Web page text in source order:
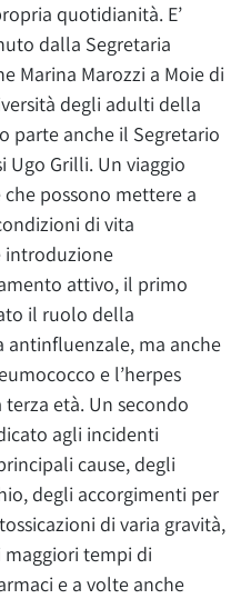
quotidianità. E’
dalla Segretaria
Marina Marozzi a Moie di
degli adulti della
parte anche il Segretario
Ugo Grilli. Un viaggio
possono mettere a
di vita
introduzione
attivo, il primo
il ruolo della
antinfluenzale, ma anche
e l’herpes
età. Un secondo
agli incidenti
cause, degli
degli accorgimenti per
di varia gravità,
tempi di
e a volte anche